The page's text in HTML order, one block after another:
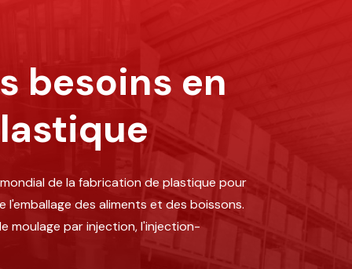
besoins en
de la fabrication de plastique pour
des aliments et des boissons.
moulage par injection, l'injection-